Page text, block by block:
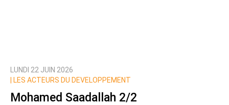
LUNDI 22 JUIN 2026
LES ACTEURS DU DEVELOPPEMENT
Mohamed Saadallah 2/2